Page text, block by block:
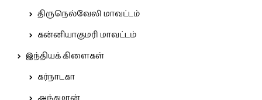
திருநெல்வேலி மாவட்டம்
கன்னியாகுமரி மாவட்டம்
இந்தியக் கிளைகள்
கர்நாடகா